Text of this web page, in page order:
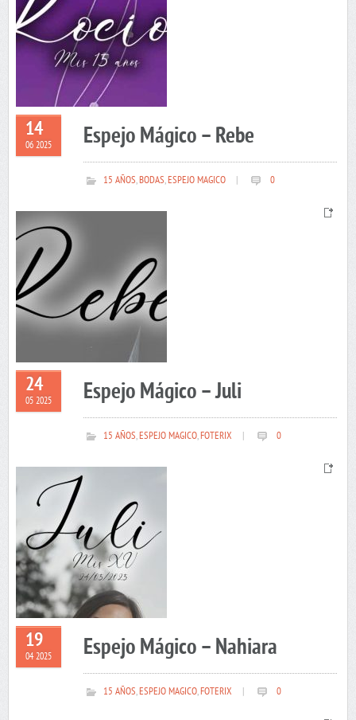
14
06 2025 Espejo Mágico – Rebe
15 AÑOS,BODAS,ESPEJO MAGICO 0
24
05 2025 Espejo Mágico – Juli
15 AÑOS,ESPEJO MAGICO,FOTERIX 0
19
04 2025 Espejo Mágico – Nahiara
15 AÑOS,ESPEJO MAGICO,FOTERIX 0